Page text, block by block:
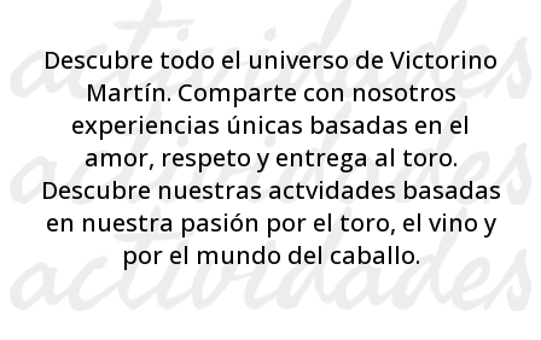
Descubre todo el universo de Victorino
Martín. Comparte con nosotros
experiencias únicas basadas en el
amor, respeto y entrega al toro.
Descubre nuestras actvidades basadas
en nuestra pasión por el toro, el vino y
por el mundo del caballo.